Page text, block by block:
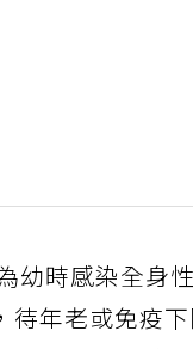
幼時感染全身
待年老或免疫